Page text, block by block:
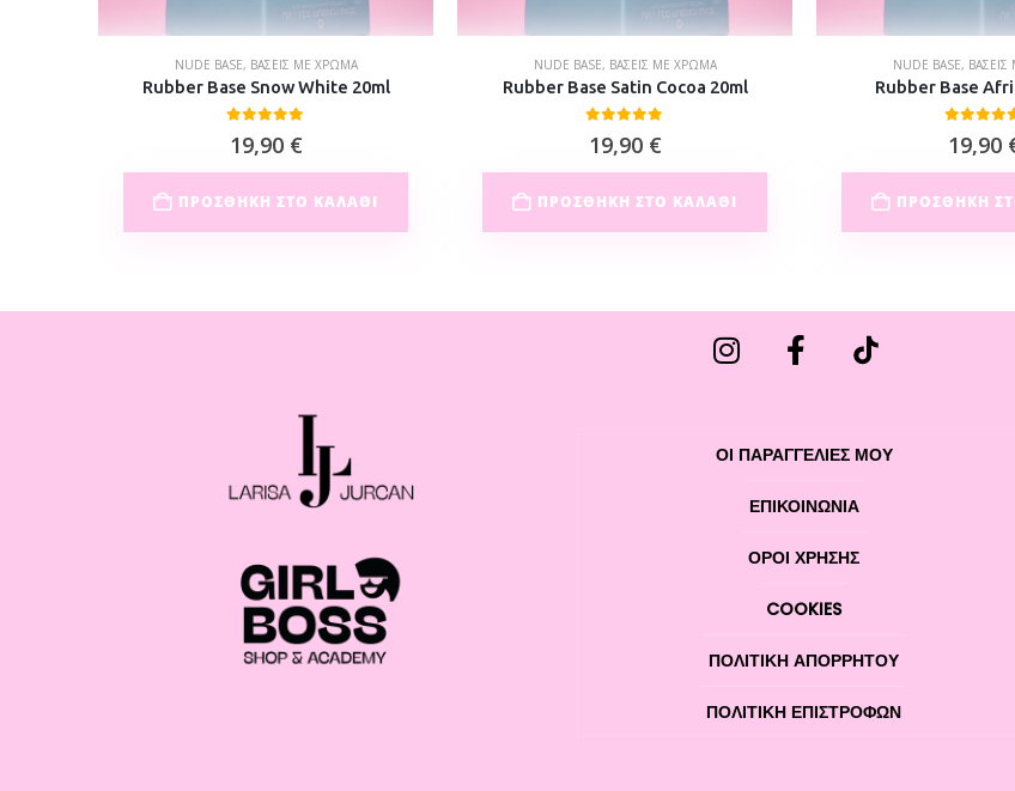
NUDE BASE, ΒΆΣΕΙΣ ΜΕ ΧΡΏΜΑ
Rubber Base Snow White 20ml
19,90 €
ΠΡΟΣΘΉΚΗ ΣΤΟ ΚΑΛΆΘΙ
NUDE BASE, ΒΆΣΕΙΣ ΜΕ ΧΡΏΜΑ
Rubber Base Satin Cocoa 20ml
19,90 €
ΠΡΟΣΘΉΚΗ ΣΤΟ ΚΑΛΆΘΙ
NUDE BASE,
Rubber Base
19,90
ΠΡΟΣΘΉΚΗ
ΟΙ ΠΑΡΑΓΓΕΛΙΕΣ ΜΟΥ
ΕΠΙΚΟΙΝΩΝΊΑ
ΌΡΟΙ ΧΡΉΣΗΣ
COOKIES
ΠΟΛΙΤΙΚΉ ΑΠΟΡΡΉΤΟΥ
ΠΟΛΙΤΙΚΉ ΕΠΙΣΤΡΟΦΏΝ